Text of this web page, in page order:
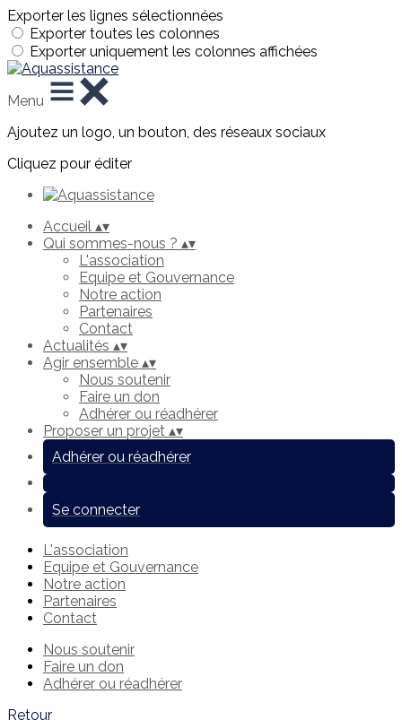
Exporter les lignes sélectionnées
Exporter toutes les colonnes
Exporter uniquement les colonnes affichées
Menu
Ajoutez un logo, un bouton, des réseaux sociaux
Cliquez pour éditer
Accueil ▴▾
Qui sommes-nous ? ▴▾
L'association
Equipe et Gouvernance
Notre action
Partenaires
Contact
Actualités ▴▾
Agir ensemble ▴▾
Nous soutenir
Faire un don
Adhérer ou réadhérer
Proposer un projet ▴▾
Adhérer ou réadhérer
Se connecter
L'association
Equipe et Gouvernance
Notre action
Partenaires
Contact
Nous soutenir
Faire un don
Adhérer ou réadhérer
Retour